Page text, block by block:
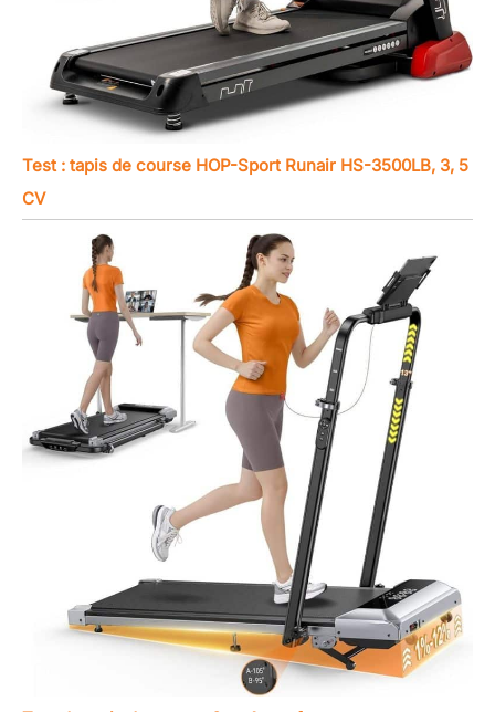
Test : tapis de course HOP-Sport Runair HS-3500LB, 3, 5
CV